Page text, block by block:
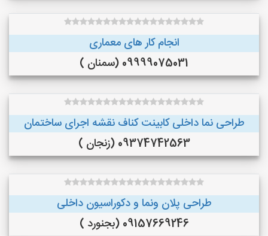
انجام کار های معماری
09999075031 (سمنان )
طراحی نما داخلی کابینت کناف نقشه اجرای ساختمان
09374742563 (زنجان )
طراحی پلان ونما و دکوراسیون داخلی
09157669246 (بجنورد )